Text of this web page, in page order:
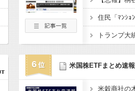
6 米国株ETFまとめ速報